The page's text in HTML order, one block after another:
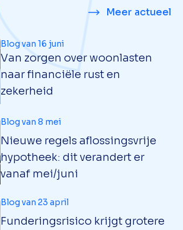
Meer actueel
Van zorgen over woonlasten
naar financiële rust en
zekerheid
Blog van 16 juni
Nieuwe regels aflossingsvrije
hypotheek: dit verandert er
vanaf mei/juni
Blog van 8 mei
Funderingsrisico krijgt grotere
Blog van 23 april